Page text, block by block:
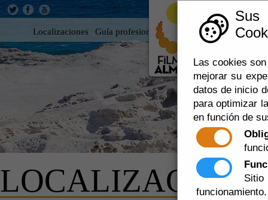
Las cookies
mejorar su
datos de inicio
para optimizar
en función de
funcionamiento.
Localizaciones Guía profesional Rodar en Almería 360